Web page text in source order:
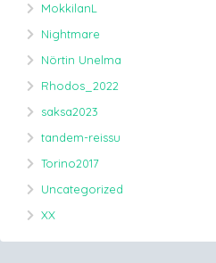
MokkilanL
Nightmare
Nörtin Unelma
Rhodos_2022
saksa2023
tandem-reissu
Torino2017
Uncategorized
XX